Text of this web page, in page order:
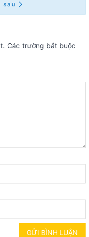
sau
Các trường bắt buộc
GỬI BÌNH LUẬN